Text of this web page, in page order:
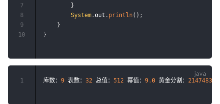
}
System .out . println( ) ;
}
}
7
8
9
10
库数： 9 表数： 32 总值： 512 幂值： 9.0 黄金分割：
1